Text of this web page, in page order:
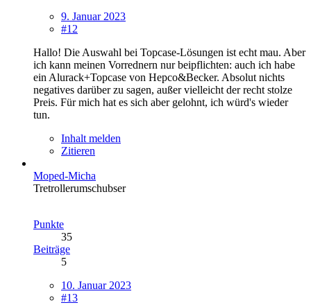
9. Januar 2023
#12
Hallo! Die Auswahl bei Topcase-Lösungen ist echt mau. Aber
ich kann meinen Vorrednern nur beipflichten: auch ich habe
ein Alurack+Topcase von Hepco&Becker. Absolut nichts
negatives darüber zu sagen, außer vielleicht der recht stolze
Preis. Für mich hat es sich aber gelohnt, ich würd's wieder
tun.
Inhalt melden
Zitieren
Moped-Micha
Tretrollerumschubser
Punkte
35
Beiträge
5
10. Januar 2023
#13